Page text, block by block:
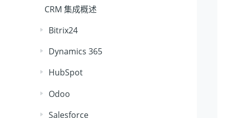
CRM 集成概述
Bitrix24
Dynamics 365
HubSpot
Odoo
Salesforce